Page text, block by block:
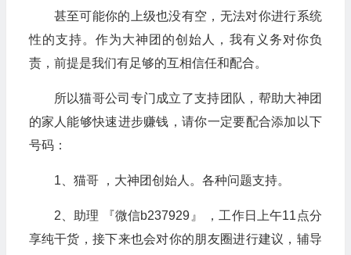
甚至可能你的上级也没有空，无法对你进行系统
性的支持。作为大神团的创始人，我有义务对你负
责，前提是我们有足够的互相信任和配合。
所以猫哥公司专门成立了支持团队，帮助大神团
的家人能够快速进步赚钱，请你一定要配合添加以下
号码：
1、猫哥 ，大神团创始人。各种问题支持。
2、助理 『微信b237929』 ，工作日上午11点分
享纯干货，接下来也会对你的朋友圈进行建议，辅导